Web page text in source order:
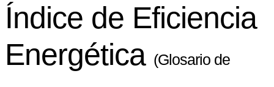
Índice de Eficiencia
Energética (Glosario de